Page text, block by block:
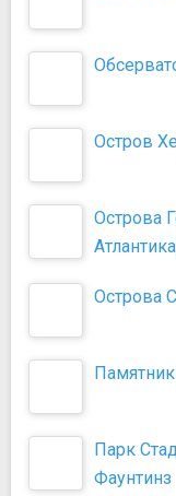
Остров
Острова
Острова
Парк
Фаунтинз